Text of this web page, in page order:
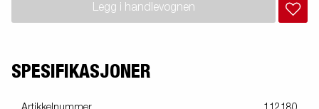
Legg i handlevognen
SPESIFIKASJONER